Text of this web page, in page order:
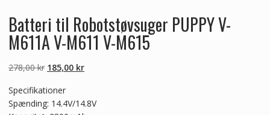
Batteri til Robotstøvsuger PUPPY V-
M611A V-M611 V-M615
278,00kr Den
pris
var:
185,00 krDen
er:
Specifikationer
Spænding: 14.4V/14.8V